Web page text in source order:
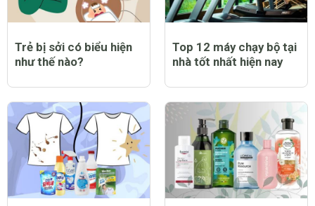
chống nắng mưa tốt
nhất hiện nay
thơm lâu tốt nhất hiện
nay